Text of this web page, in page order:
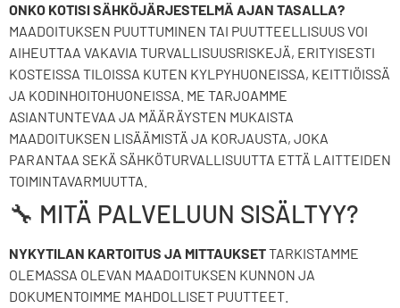
ONKO KOTISI SÄHKÖJÄRJESTELMÄ AJAN TASALLA?
MAADOITUKSEN PUUTTUMINEN TAI PUUTTEELLISUUS VOI
AIHEUTTAA VAKAVIA TURVALLISUUSRISKEJÄ, ERITYISESTI
KOSTEISSA TILOISSA KUTEN KYLPYHUONEISSA, KEITTIÖISSÄ
JA KODINHOITOHUONEISSA. ME TARJOAMME
ASIANTUNTEVAA JA MÄÄRÄYSTEN MUKAISTA
MAADOITUKSEN LISÄÄMISTÄ JA KORJAUSTA, JOKA
PARANTAA SEKÄ SÄHKÖTURVALLISUUTTA ETTÄ LAITTEIDEN
TOIMINTAVARMUUTTA.
🔧 MITÄ PALVELUUN SISÄLTYY?
NYKYTILAN KARTOITUS JA MITTAUKSETTARKISTAMME
OLEMASSA OLEVAN MAADOITUKSEN KUNNON JA
DOKUMENTOIMME MAHDOLLISET PUUTTEET.